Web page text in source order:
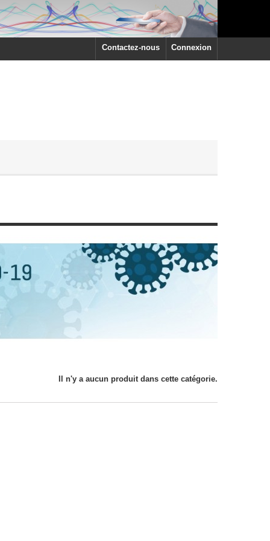
Connexion
Contactez-nous
Il n'y a aucun produit dans cette catégorie.